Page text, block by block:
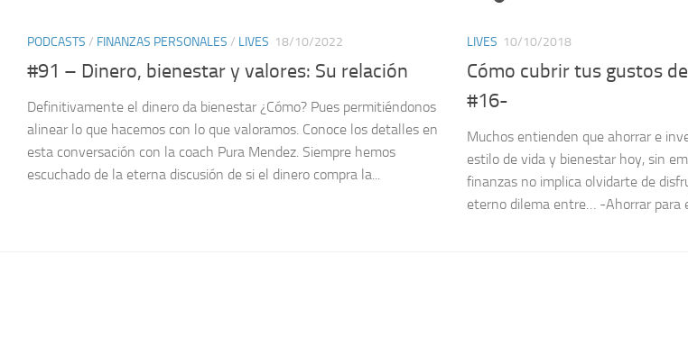
PODCASTS / FINANZAS PERSONALES / LIVES 18/10/2022
#91 – Dinero, bienestar y valores: Su relación
Definitivamente el dinero da bienestar ¿Cómo? Pues permitiéndonos
alinear lo que hacemos con lo que valoramos. Conoce los detalles en
esta conversación con la coach Pura Mendez. Siempre hemos
escuchado de la eterna discusión de si el dinero compra la...
LIVES 10/10/2018
Cómo cubrir tus gustos
#16-
Muchos entienden que ahorrar e
estilo de vida y bienestar hoy, sin
finanzas no implica olvidarte de
eterno dilema entre… -Ahorrar para